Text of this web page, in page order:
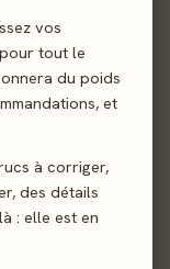
vos
tout le
du poids
et
à corriger,
des détails
: elle est en
voisine ou un
tomber son
reste plus qu'un
de toutes
remporte la